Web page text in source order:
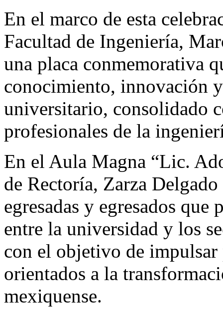
En el marco de esta
Facultad de Ingeniería,
una placa conmemorativa
conocimiento, innovación
universitario, consolidado
profesionales de la
En el Aula Magna “Lic.
de Rectoría, Zarza
egresadas y egresados
entre la universidad y los
con el objetivo de
orientados a la
mexiquense.